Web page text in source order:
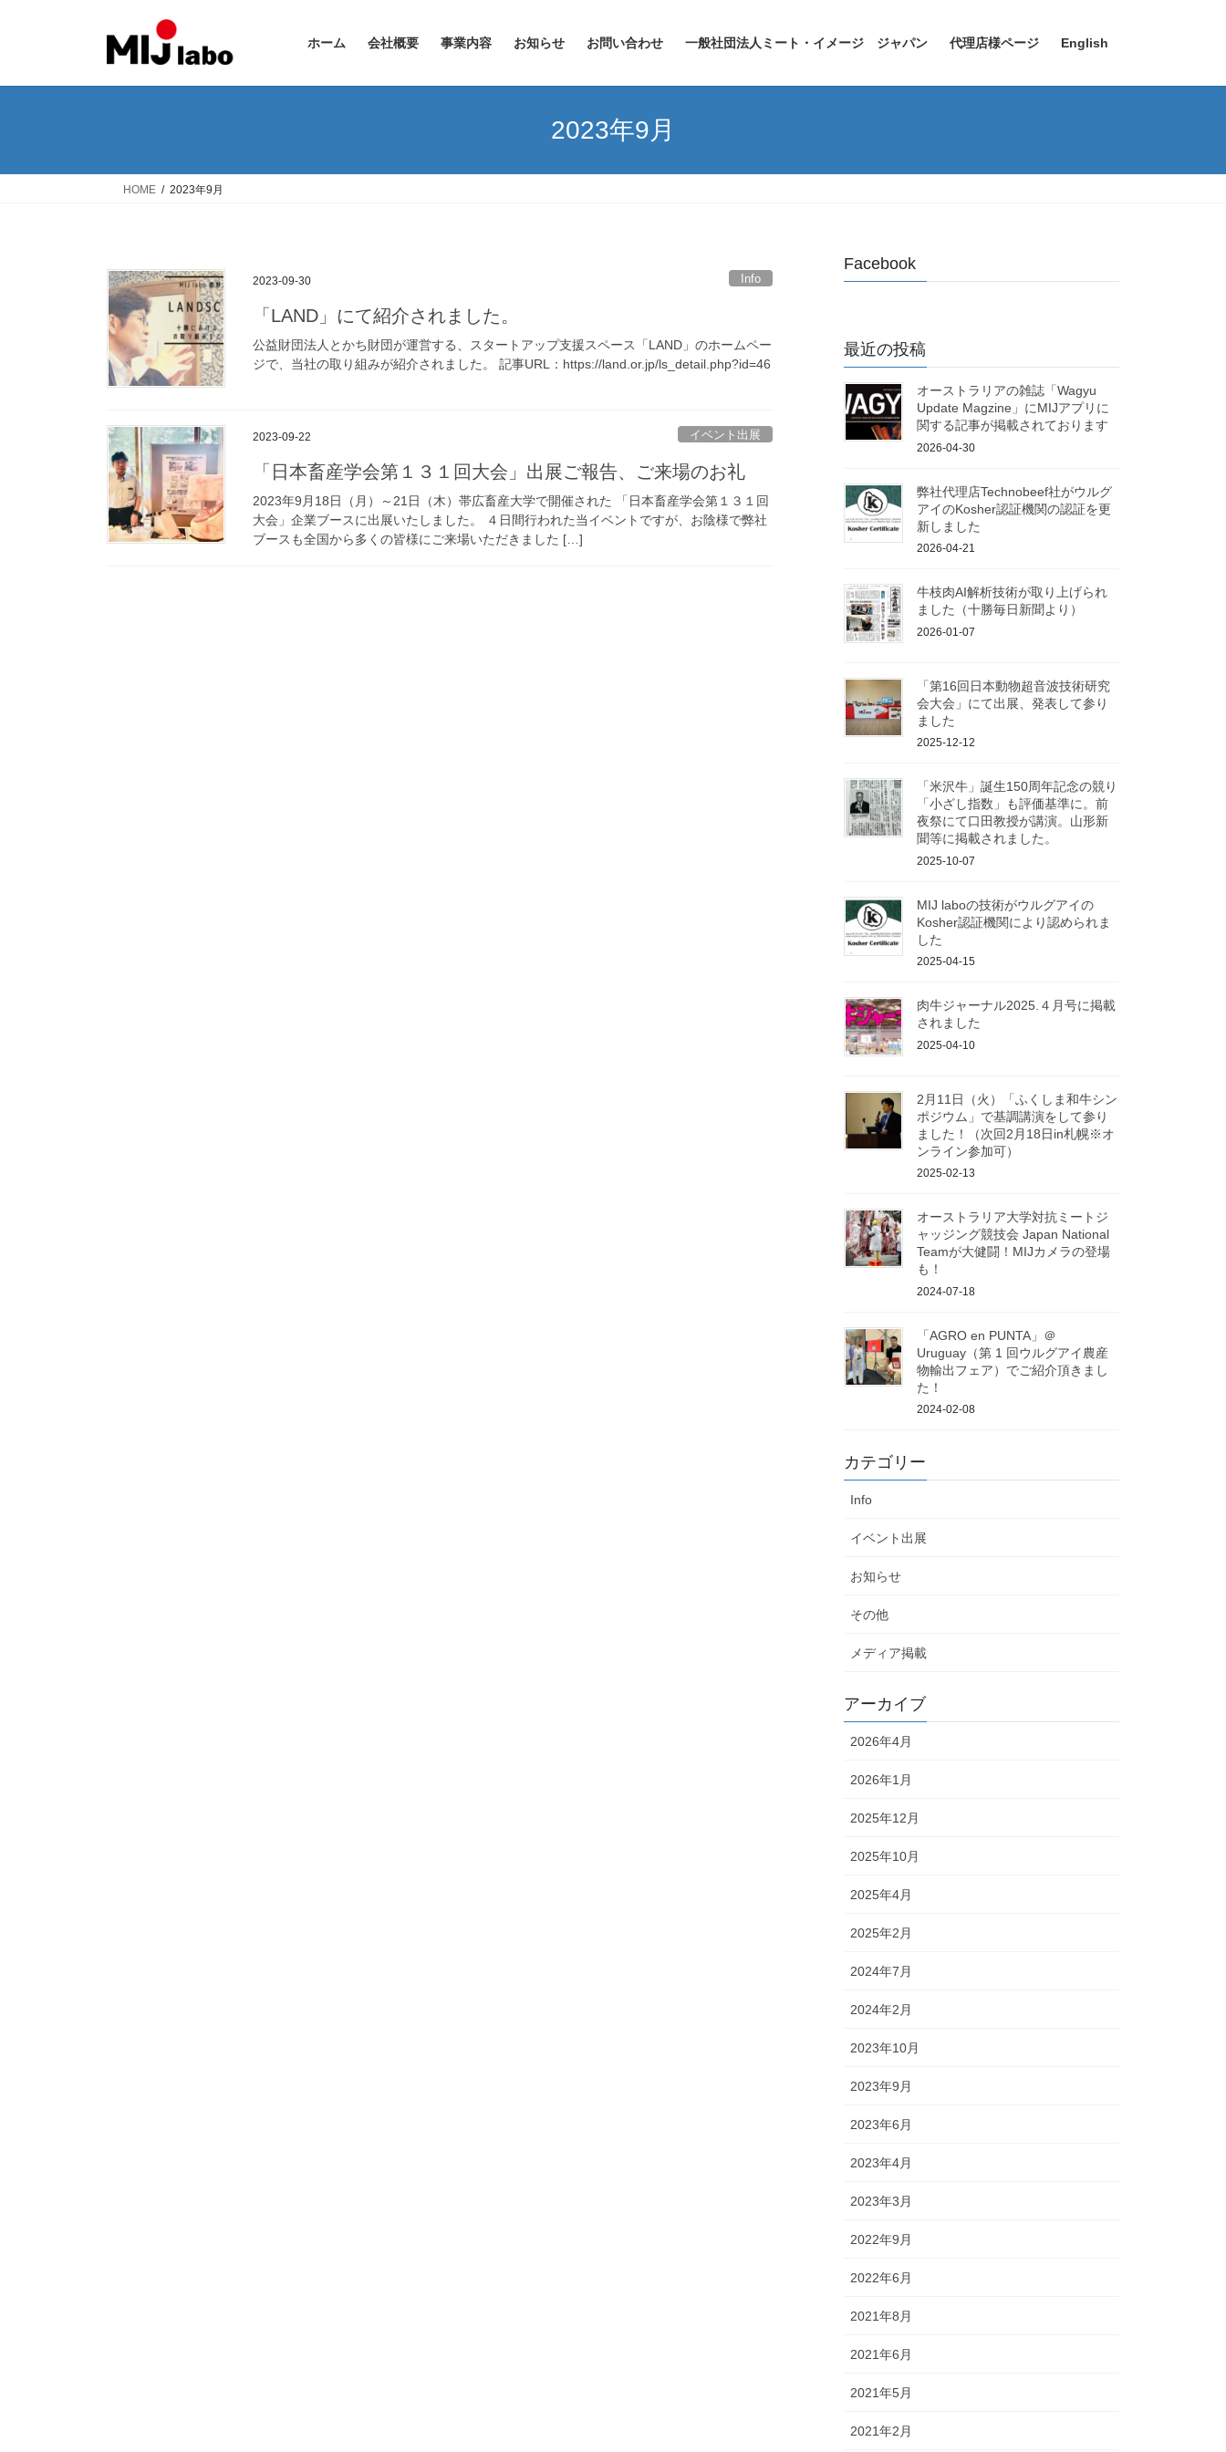
ホーム 会社概要 事業内容 お知らせ お問い合わせ 一般社団法人ミート・イメージ ジャパン 代理店様ページ English
2023年9月
HOME 2023年9月
2023-09-30 Info
「LAND」にて紹介されました。
公益財団法人とかち財団が運営する、スタートアップ支援スペース「LAND」のホームペー
ジで、当社の取り組みが紹介されました。 記事URL：https://land.or.jp/ls_detail.php?id=46
2023-09-22 イベント出展
「日本畜産学会第１３１回大会」出展ご報告、ご来場のお礼
2023年9月18日（月）～21日（木）帯広畜産大学で開催された 「日本畜産学会第１３１回
大会」企業ブースに出展いたしました。 ４日間行われた当イベントですが、お陰様で弊社
ブースも全国から多くの皆様にご来場いただきました […]
Facebook
最近の投稿
オーストラリアの雑誌「Wagyu
Update Magzine」にMIJアプリに
関する記事が掲載されております
2026-04-30
弊社代理店Technobeef社がウルグ
アイのKosher認証機関の認証を更
新しました
2026-04-21
牛枝肉AI解析技術が取り上げられ
ました（十勝毎日新聞より）
2026-01-07
「第16回日本動物超音波技術研究
会大会」にて出展、発表して参り
ました
2025-12-12
「米沢牛」誕生150周年記念の競り
「小ざし指数」も評価基準に。前
夜祭にて口田教授が講演。山形新
聞等に掲載されました。
2025-10-07
MIJ laboの技術がウルグアイの
Kosher認証機関により認められま
した
2025-04-15
肉牛ジャーナル2025.４月号に掲載
されました
2025-04-10
2月11日（火）「ふくしま和牛シン
ポジウム」で基調講演をして参り
ました！（次回2月18日in札幌※オ
ンライン参加可）
2025-02-13
オーストラリア大学対抗ミートジ
ャッジング競技会 Japan National
Teamが大健闘！MIJカメラの登場
も！
2024-07-18
「AGRO en PUNTA」＠
Uruguay（第 1 回ウルグアイ農産
物輸出フェア）でご紹介頂きまし
た！
2024-02-08
カテゴリー
Info
イベント出展
お知らせ
その他
メディア掲載
アーカイブ
2026年4月
2026年1月
2025年12月
2025年10月
2025年4月
2025年2月
2024年7月
2024年2月
2023年10月
2023年9月
2023年6月
2023年4月
2023年3月
2022年9月
2022年6月
2021年8月
2021年6月
2021年5月
2021年2月